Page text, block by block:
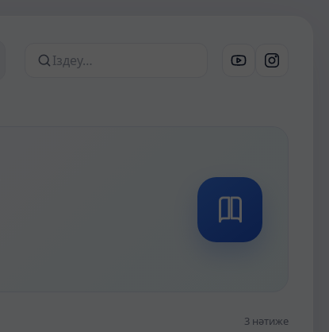
Сайттан іздеу
3 нәтиже